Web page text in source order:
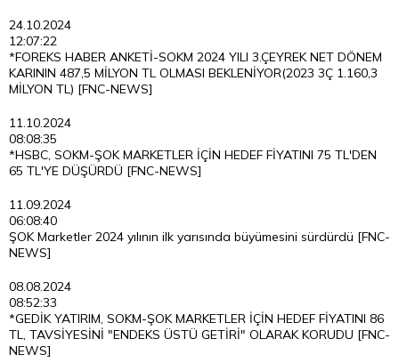
24.10.2024
12:07:22
*FOREKS HABER ANKETİ-SOKM 2024 YILI 3.ÇEYREK NET DÖNEM
KARININ 487,5 MİLYON TL OLMASI BEKLENİYOR(2023 3Ç 1.160,3
MİLYON TL) [FNC-NEWS]
11.10.2024
08:08:35
*HSBC, SOKM-ŞOK MARKETLER İÇİN HEDEF FİYATINI 75 TL'DEN
65 TL'YE DÜŞÜRDÜ [FNC-NEWS]
11.09.2024
06:08:40
ŞOK Marketler 2024 yılının ilk yarısında büyümesini sürdürdü [FNC-
NEWS]
08.08.2024
08:52:33
*GEDİK YATIRIM, SOKM-ŞOK MARKETLER İÇİN HEDEF FİYATINI 86
TL, TAVSİYESİNİ "ENDEKS ÜSTÜ GETİRİ" OLARAK KORUDU [FNC-
NEWS]